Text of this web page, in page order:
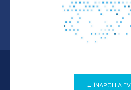
← ÎNAPOI LA